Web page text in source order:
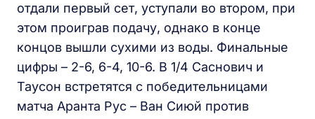
отдали первый сет, уступали во втором, при
этом проиграв подачу, однако в конце
концов вышли сухими из воды. Финальные
цифры – 2-6, 6-4, 10-6. В 1/4 Саснович и
Таусон встретятся с победительницами
матча Аранта Рус – Ван Сиюй против